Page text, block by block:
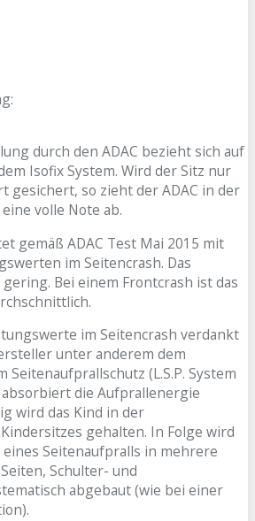
durch den ADAC bezieht sich auf
Isofix System. Wird der Sitz nur
gesichert, so zieht der ADAC in der
volle Note ab.
gemäß ADAC Test Mai 2015 mit
im Seitencrash. Das
Bei einem Frontcrash ist das
im Seitencrash verdankt
unter anderem dem
(L.S.P. System
absorbiert die Aufprallenergie
wird das Kind in der
gehalten. In Folge wird
Seitenaufpralls in mehrere
Schulter- und
abgebaut (wie bei einer